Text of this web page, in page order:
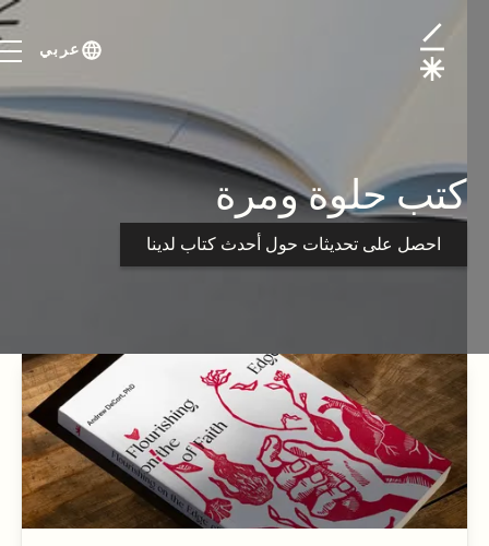
عربي
كتب حلوة ومرة
احصل على تحديثات حول أحدث كتاب لدينا